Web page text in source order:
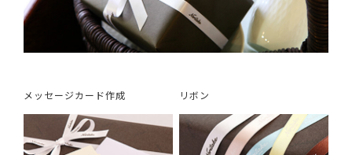
メッセージカード作成 リボン